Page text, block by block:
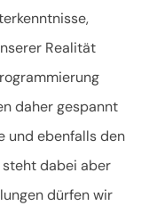
Realität
daher gespannt
und ebenfalls den
steht dabei aber
dürfen wir